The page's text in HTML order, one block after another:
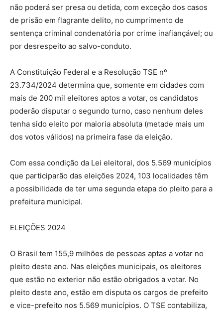
não poderá ser presa ou detida, com exceção dos casos
de prisão em flagrante delito, no cumprimento de
sentença criminal condenatória por crime inafiançável; ou
por desrespeito ao salvo-conduto.
A Constituição Federal e a Resolução TSE nº
23.734/2024 determina que, somente em cidades com
mais de 200 mil eleitores aptos a votar, os candidatos
poderão disputar o segundo turno, caso nenhum deles
tenha sido eleito por maioria absoluta (metade mais um
dos votos válidos) na primeira fase da eleição.
Com essa condição da Lei eleitoral, dos 5.569 municípios
que participarão das eleições 2024, 103 localidades têm
a possibilidade de ter uma segunda etapa do pleito para a
prefeitura municipal.
ELEIÇÕES 2024
O Brasil tem 155,9 milhões de pessoas aptas a votar no
pleito deste ano. Nas eleições municipais, os eleitores
que estão no exterior não estão obrigados a votar. No
pleito deste ano, estão em disputa os cargos de prefeito
e vice-prefeito nos 5.569 municípios. O TSE contabiliza,